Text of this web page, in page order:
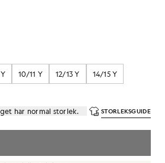
10/11 Y 12/13 Y 14/15 Y
har normal storlek.
STORLEKSGUIDE